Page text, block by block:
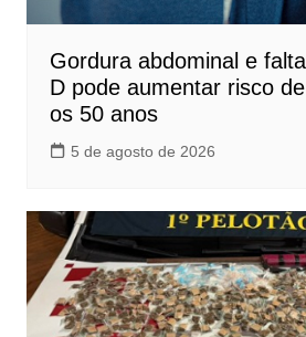
Gordura abdominal e
D pode aumentar risco
os 50 anos
5 de agosto de 2026